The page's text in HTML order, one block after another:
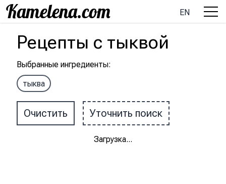
EN
Рецепты с тыквой
Выбранные ингредиенты:
тыква
Очистить Уточнить поиск
Загрузка...